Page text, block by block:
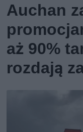
Auchan
aż 90%
rozdają